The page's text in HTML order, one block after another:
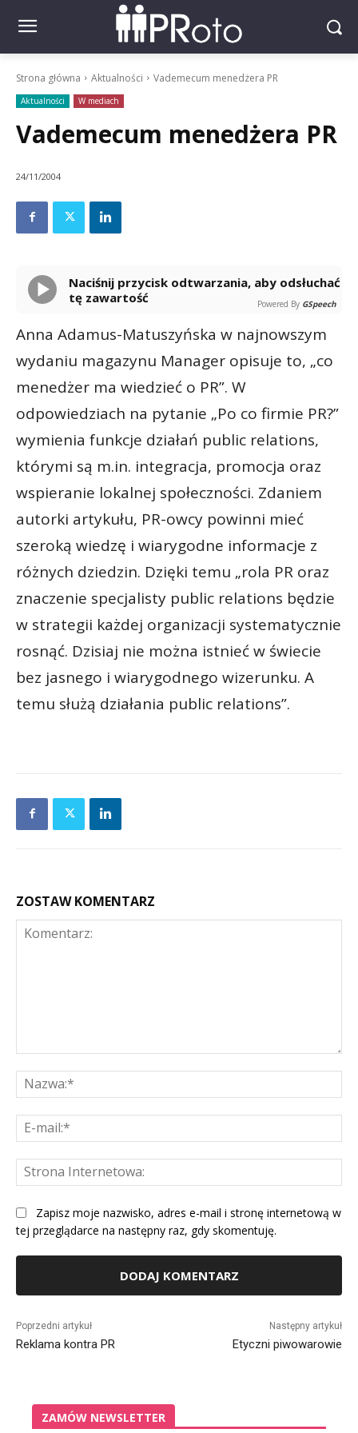
Strona główna Aktualności Vademecum menedżera PR
Aktualności W mediach
Vademecum menedżera PR
24/11/2004
Naciśnij przycisk odtwarzania, aby odsłuchać
tę zawartość
Powered By GSpeech
Anna Adamus-Matuszyńska w najnowszym
wydaniu magazynu Manager opisuje to, „co
menedżer ma wiedzieć o PR”. W
odpowiedziach na pytanie „Po co firmie PR?”
wymienia funkcje działań public relations,
którymi są m.in. integracja, promocja oraz
wspieranie lokalnej społeczności. Zdaniem
autorki artykułu, PR-owcy powinni mieć
szeroką wiedzę i wiarygodne informacje z
różnych dziedzin. Dzięki temu „rola PR oraz
znaczenie specjalisty public relations będzie
w strategii każdej organizacji systematycznie
rosnąć. Dzisiaj nie można istnieć w świecie
bez jasnego i wiarygodnego wizerunku. A
temu służą działania public relations”.
ZOSTAW KOMENTARZ
Zapisz moje nazwisko, adres e-mail i stronę internetową w
tej przeglądarce na następny raz, gdy skomentuję.
Poprzedni artykuł
Reklama kontra PR
Następny artykuł
Etyczni piwowarowie
ZAMÓW NEWSLETTER